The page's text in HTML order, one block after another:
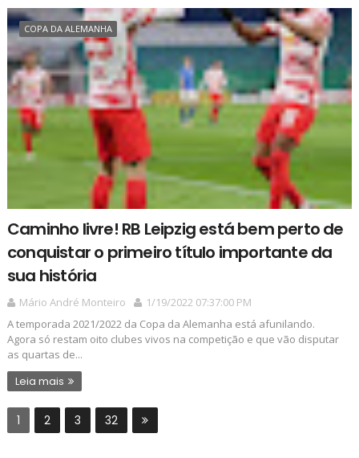
COPA DA ALEMANHA
Caminho livre! RB Leipzig está bem perto de
conquistar o primeiro título importante da
sua história
Mário André Monteiro
1/19/2022 07:37:00 PM
A temporada 2021/2022 da Copa da Alemanha está afunilando.
Agora só restam oito clubes vivos na competição e que vão disputar
as quartas de...
Leia mais
1 2 3 32